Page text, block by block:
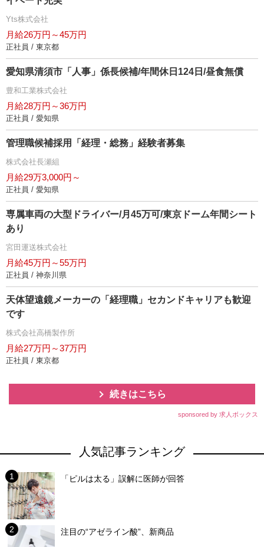
Yts株式会社
月給26万円～45万円
正社員 / 東京都
愛知県清須市「人事」係長候補/年間休日124日/昼食無償
豊和工業株式会社
月給28万円～36万円
正社員 / 愛知県
管理職候補採用「経理・総務」経験者募集
株式会社長瀬組
月給29万3,000円～
正社員 / 愛知県
専属車両の大型ドライバー/月45万可/東京ドーム年間シート
あり
宮田運送株式会社
月給45万円～55万円
正社員 / 神奈川県
天体望遠鏡メーカーの「経理職」セカンドキャリアも歓迎
です
株式会社高橋製作所
月給27万円～37万円
正社員 / 東京都
続きはこちら
sponsored by 求人ボックス
人気記事ランキング
「ピルは太る」誤解に医師が回答
注目の“アゼライン酸”、新商品